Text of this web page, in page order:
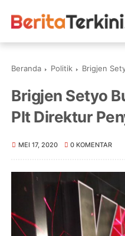
Beranda Politik Brigjen Setyo
Brigjen Setyo
Plt Direktur
MEI 17, 2020 0 KOMENTAR